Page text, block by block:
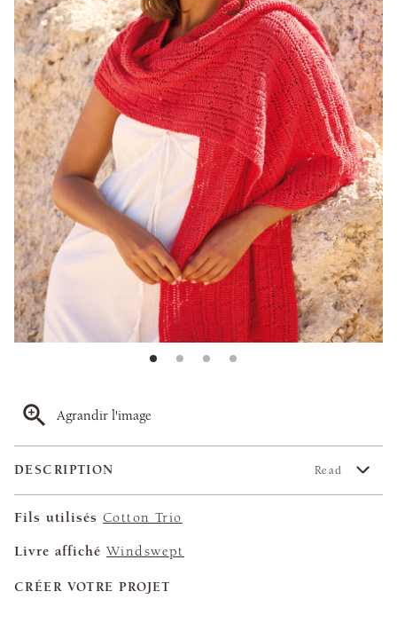
Agrandir l'image
DESCRIPTION Read
Fils utilisés Cotton Trio
Livre affiché Windswept
CRÉER VOTRE PROJET